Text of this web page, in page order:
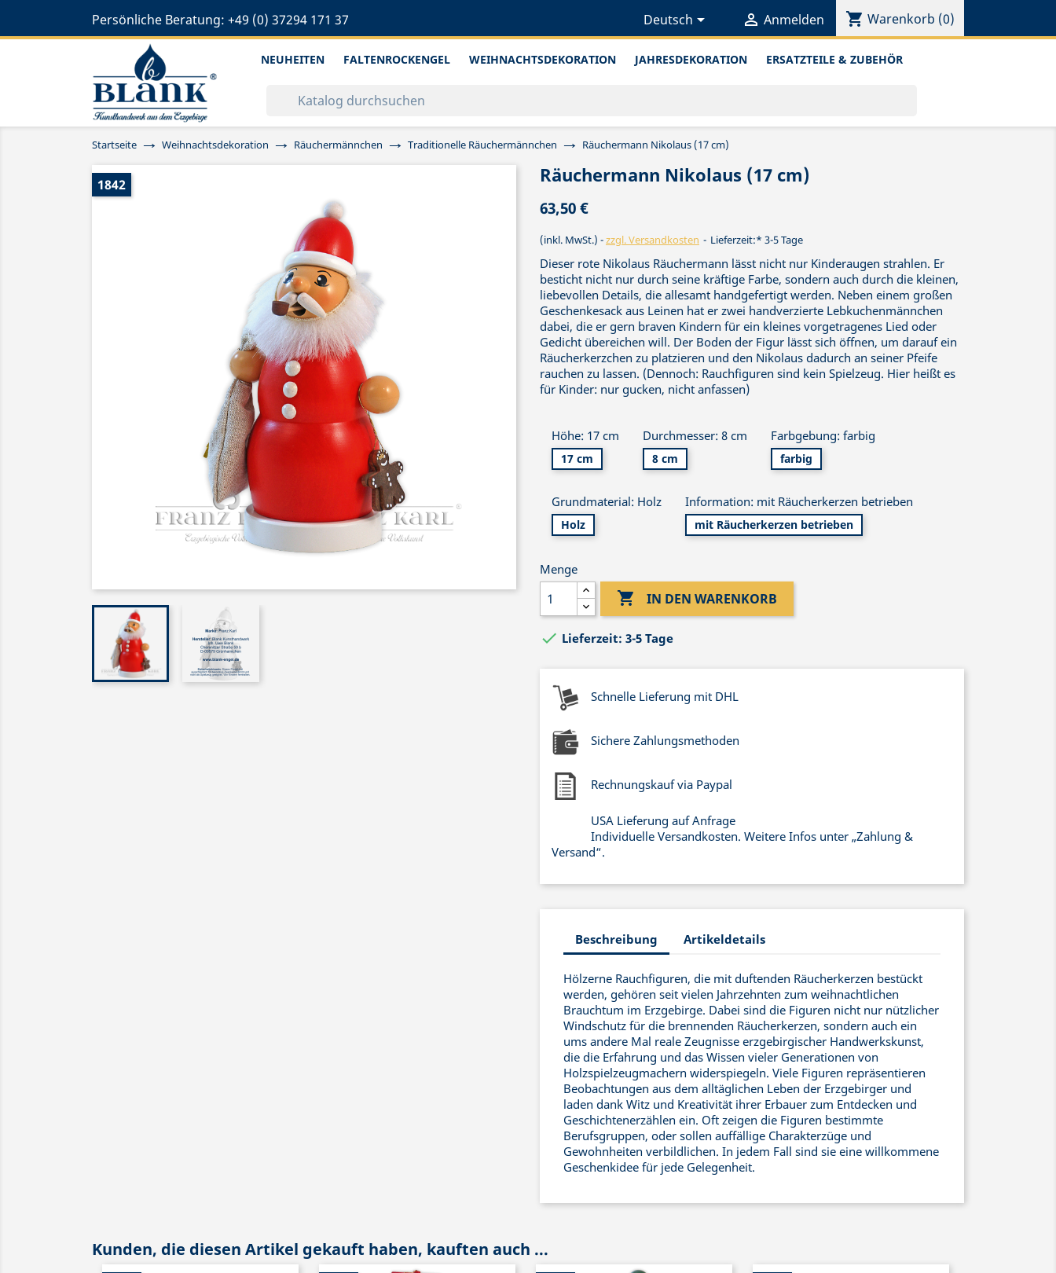
Persönliche Beratung: +49 (0) 37294 171 37 Deutsch  Anmelden shopping_cart Warenkorb (0)
NEUHEITEN FALTENROCKENGEL WEIHNACHTSDEKORATION JAHRESDEKORATION ERSATZTEILE & ZUBEHÖR
Startseite Weihnachtsdekoration Räuchermännchen Traditionelle Räuchermännchen Räuchermann Nikolaus (17 cm)
1842 Räuchermann Nikolaus (17 cm)
63,50 €
(inkl. MwSt.) zzgl. Versandkosten Lieferzeit:* 3-5 Tage
Dieser rote Nikolaus Räuchermann lässt nicht nur Kinderaugen strahlen. Er
besticht nicht nur durch seine kräftige Farbe, sondern auch durch die kleinen,
liebevollen Details, die allesamt handgefertigt werden. Neben einem großen
Geschenkesack aus Leinen hat er zwei handverzierte Lebkuchenmännchen
dabei, die er gern braven Kindern für ein kleines vorgetragenes Lied oder
Gedicht übereichen will. Der Boden der Figur lässt sich öffnen, um darauf ein
Räucherkerzchen zu platzieren und den Nikolaus dadurch an seiner Pfeife
rauchen zu lassen. (Dennoch: Rauchfiguren sind kein Spielzeug. Hier heißt es
für Kinder: nur gucken, nicht anfassen)
Höhe: 17 cm
17 cm
Durchmesser: 8 cm
8 cm
Farbgebung: farbig
farbig
Grundmaterial: Holz
Holz
Information: mit Räucherkerzen betrieben
mit Räucherkerzen betrieben
Menge
 IN DEN WARENKORB
 Lieferzeit: 3-5 Tage
Schnelle Lieferung mit DHL
Sichere Zahlungsmethoden
Rechnungskauf via Paypal
USA Lieferung auf Anfrage
Individuelle Versandkosten. Weitere Infos unter „Zahlung &
Versand“.
Beschreibung Artikeldetails
Hölzerne Rauchfiguren, die mit duftenden Räucherkerzen bestückt
werden, gehören seit vielen Jahrzehnten zum weihnachtlichen
Brauchtum im Erzgebirge. Dabei sind die Figuren nicht nur nützlicher
Windschutz für die brennenden Räucherkerzen, sondern auch ein
ums andere Mal reale Zeugnisse erzgebirgischer Handwerkskunst,
die die Erfahrung und das Wissen vieler Generationen von
Holzspielzeugmachern widerspiegeln. Viele Figuren repräsentieren
Beobachtungen aus dem alltäglichen Leben der Erzgebirger und
laden dank Witz und Kreativität ihrer Erbauer zum Entdecken und
Geschichtenerzählen ein. Oft zeigen die Figuren bestimmte
Berufsgruppen, oder sollen auffällige Charakterzüge und
Gewohnheiten verbildlichen. In jedem Fall sind sie eine willkommene
Geschenkidee für jede Gelegenheit.
Kunden, die diesen Artikel gekauft haben, kauften auch ...